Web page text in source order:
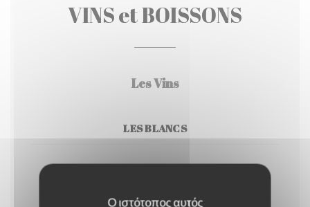
Ο ιστότοπος αυτός
VINS et BOISSONS
Les Vins
LES BLANCS